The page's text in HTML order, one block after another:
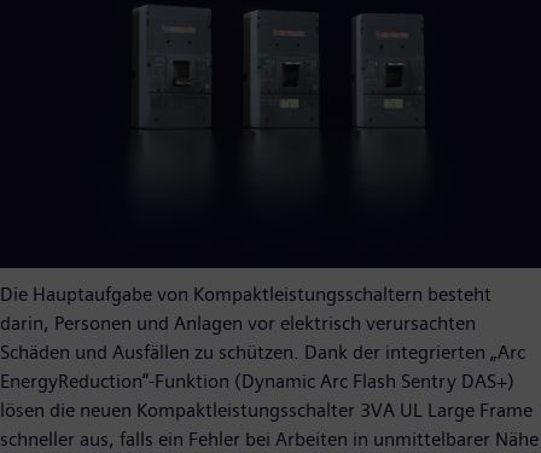
Die Hauptaufgabe von Kompaktleistungsschaltern besteht
darin, Personen und Anlagen vor elektrisch verursachten
Schäden und Ausfällen zu schützen. Dank der integrierten „Arc
EnergyReduction“-Funktion (Dynamic Arc Flash Sentry DAS+)
lösen die neuen Kompaktleistungsschalter 3VA UL Large Frame
schneller aus, falls ein Fehler bei Arbeiten in unmittelbarer Nähe